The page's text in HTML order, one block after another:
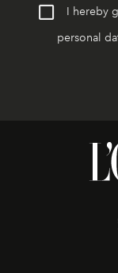
I hereby
personal